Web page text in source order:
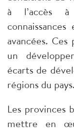
à l’accès
avancées.
un
écarts de
régions du pays.
Les provinces
mettre en